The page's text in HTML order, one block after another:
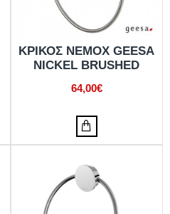
ΚΡΙΚΟΣ NEMOX GEESA
NICKEL BRUSHED
64,00€